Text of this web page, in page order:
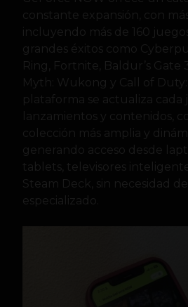
constante expansión, con
incluyendo más de 160
grandes éxitos como
Ring, Fortnite, Baldur’s Gate
Myth: Wukong y Call of Duty:
plataforma se actualiza cada
lanzamientos y contenidos,
colección más amplia y
generando acceso desde
tablets, televisores
Steam Deck, sin necesidad
especializado.